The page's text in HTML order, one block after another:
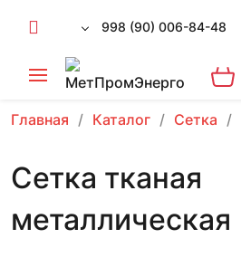
998 (90) 006-84-48
Главная Каталог Сетка
Сетка тканая
металлическая